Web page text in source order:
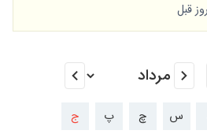
س چ پ ج